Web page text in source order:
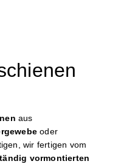
aus
oder
wir fertigen vom
vormontierten